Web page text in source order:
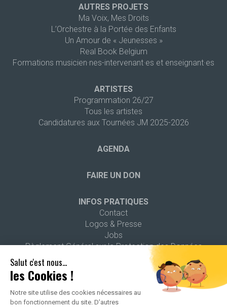
Salut c'est nous...
les Cookies !
Notre site utilise des cookies nécessaires au
bon fonctionnement du site. D’autres
AUTRES PROJETS
Ma Voix, Mes Droits
L’Orchestre à la Portée des Enfants
Un Amour de « Jeunesses »
Real Book Belgium
Formations musicien·nes-intervenant·es et enseignant·es
ARTISTES
Programmation 26/27
Tous les artistes
Candidatures aux Tournées JM 2025-2026
AGENDA
FAIRE UN DON
INFOS PRATIQUES
Contact
Logos & Presse
Jobs
Règlement Général sur la Protection des Données
2026 ALL RIGHTS RESERVED -POLITIQUE DE CONFIDENTIALITÉ